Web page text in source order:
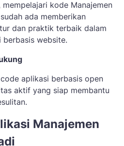
kode Manajemen
ada memberikan
dan praktik terbaik dalam
berbasis website.
aplikasi berbasis open
aktif yang siap membantu
Manajemen